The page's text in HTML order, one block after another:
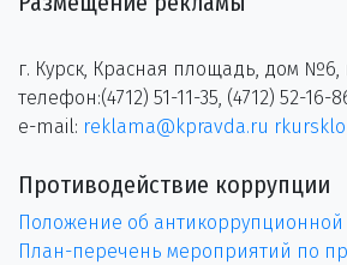
г. Курск, Красная площадь, дом №6,
телефон:(4712) 51-11-35, (4712) 52-16-
e-mail: reklama@kpravda.ru
Противодействие коррупции
Положение об антикоррупционной
План-перечень мероприятий по